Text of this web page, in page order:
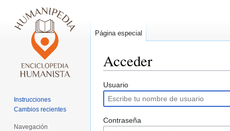
Acceder
Ir
la
navegación
Ir
la
búsqueda
Usuario
Contraseña
Página especial
Instrucciones
Cambios recientes
Navegación